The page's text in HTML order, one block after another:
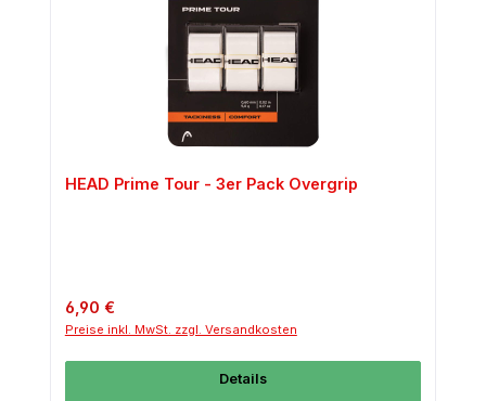
HEAD Prime Tour - 3er Pack Overgrip
Regulärer Preis:
6,90 €
Preise inkl. MwSt. zzgl. Versandkosten
Details